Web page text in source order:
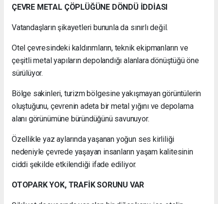
ÇEVRE METAL ÇÖPLÜĞÜNE DÖNDÜ İDDİASI
Vatandaşların şikayetleri bununla da sınırlı değil.
Otel çevresindeki kaldırımların, teknik ekipmanların ve
çeşitli metal yapıların depolandığı alanlara dönüştüğü öne
sürülüyor.
Bölge sakinleri, turizm bölgesine yakışmayan görüntülerin
oluştuğunu, çevrenin adeta bir metal yığını ve depolama
alanı görünümüne büründüğünü savunuyor.
Özellikle yaz aylarında yaşanan yoğun ses kirliliği
nedeniyle çevrede yaşayan insanların yaşam kalitesinin
ciddi şekilde etkilendiği ifade ediliyor.
OTOPARK YOK, TRAFİK SORUNU VAR